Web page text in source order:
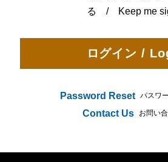
る / Keep me
Password Reset パスワ
Contact Us お問い